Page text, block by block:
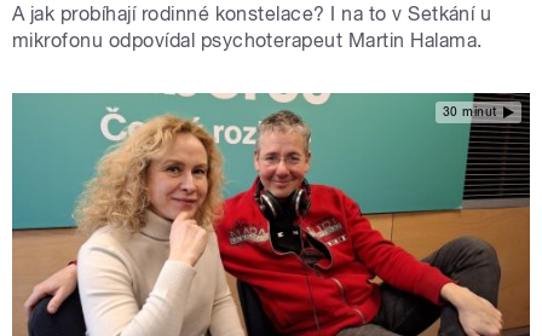
A jak probíhají rodinné konstelace? I na to v Setkání u
mikrofonu odpovídal psychoterapeut Martin Halama.
30 minut